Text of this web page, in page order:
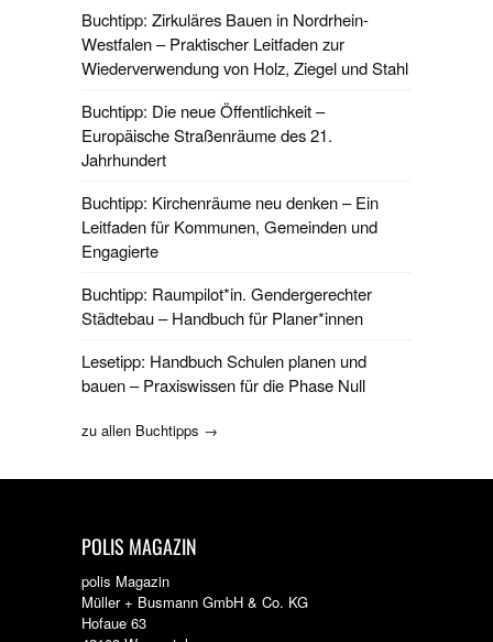
Buchtipp: Zirkuläres Bauen in Nordrhein-
Westfalen – Praktischer Leitfaden zur
Wiederverwendung von Holz, Ziegel und Stahl
Buchtipp: Die neue Öffentlichkeit –
Europäische Straßenräume des 21.
Jahrhundert
Buchtipp: Kirchenräume neu denken – Ein
Leitfaden für Kommunen, Gemeinden und
Engagierte
Buchtipp: Raumpilot*in. Gendergerechter
Städtebau – Handbuch für Planer*innen
Lesetipp: Handbuch Schulen planen und
bauen – Praxiswissen für die Phase Null
zu allen Buchtipps →
POLIS MAGAZIN
polis Magazin
Müller + Busmann GmbH & Co. KG
Hofaue 63